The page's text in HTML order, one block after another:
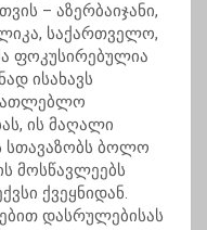
– აზერბაიჯანი,
საქართველო,
ფოკუსირებულია
ისახავს
ის მაღალი
სთავაზობს ბოლო
მოსწავლეებს
ქვეყნიდან.
დასრულებისას